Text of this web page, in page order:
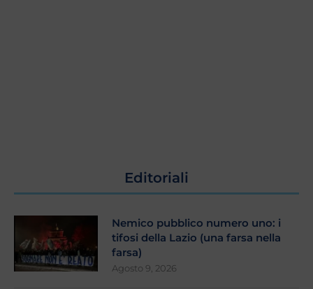
Editoriali
Nemico pubblico numero uno: i
tifosi della Lazio (una farsa nella
farsa)
Agosto 9, 2026